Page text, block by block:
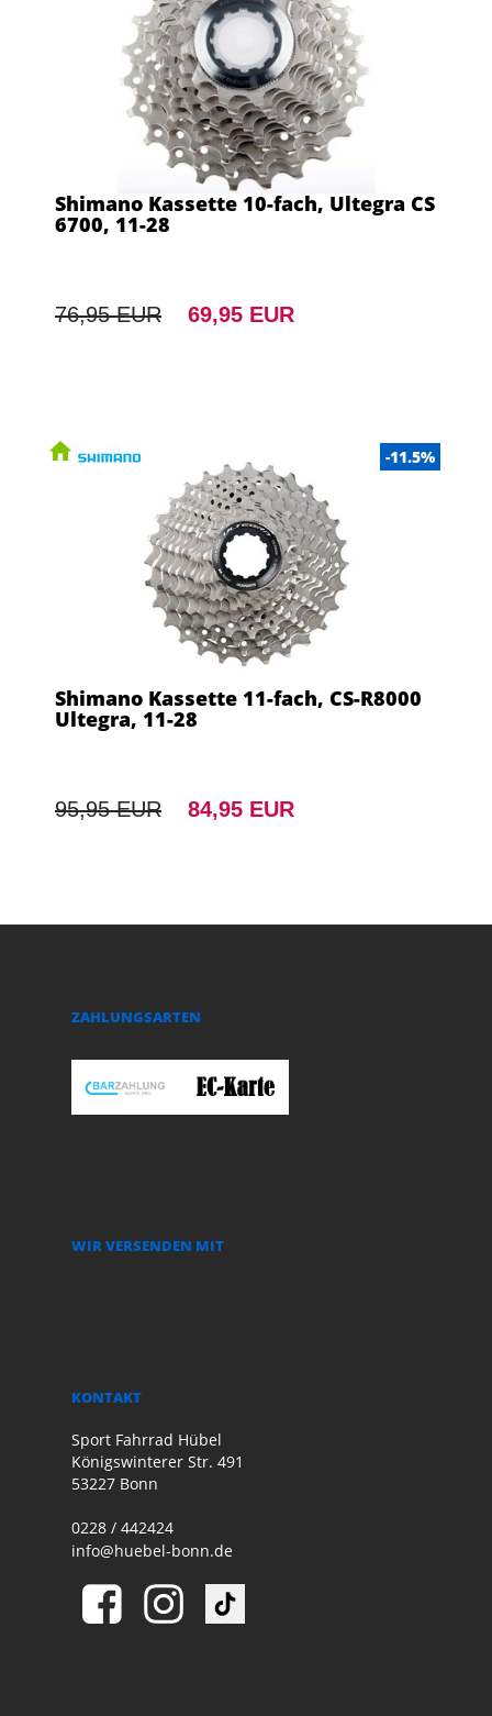
Shimano Kassette 10-fach, Ultegra CS
6700, 11-28
76,95 EUR 69,95 EUR
-11.5%
Shimano Kassette 11-fach, CS-R8000
Ultegra, 11-28
95,95 EUR 84,95 EUR
ZAHLUNGSARTEN
WIR VERSENDEN MIT
KONTAKT
Sport Fahrrad Hübel
Königswinterer Str. 491
53227 Bonn
0228 / 442424
info@huebel-bonn.de